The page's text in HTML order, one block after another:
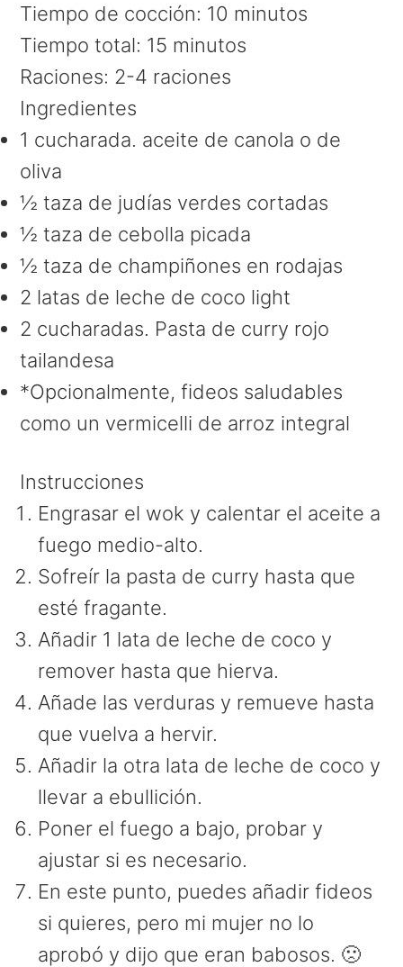
Tiempo de cocción: 10 minutos
Tiempo total: 15 minutos
Raciones: 2-4 raciones
Ingredientes
1 cucharada. aceite de canola o de
oliva
½ taza de judías verdes cortadas
½ taza de cebolla picada
½ taza de champiñones en rodajas
2 latas de leche de coco light
2 cucharadas. Pasta de curry rojo
tailandesa
*Opcionalmente, fideos saludables
como un vermicelli de arroz integral
Instrucciones
Engrasar el wok y calentar el aceite a
fuego medio-alto.
Sofreír la pasta de curry hasta que
esté fragante.
Añadir 1 lata de leche de coco y
remover hasta que hierva.
Añade las verduras y remueve hasta
que vuelva a hervir.
Añadir la otra lata de leche de coco y
llevar a ebullición.
Poner el fuego a bajo, probar y
ajustar si es necesario.
En este punto, puedes añadir fideos
si quieres, pero mi mujer no lo
aprobó y dijo que eran babosos. 🙁